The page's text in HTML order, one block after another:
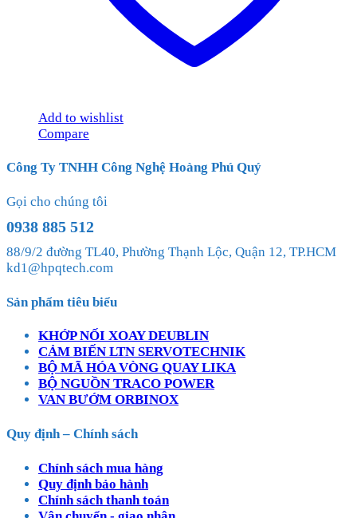
Add to wishlist
Compare
Công Ty TNHH Công Nghệ Hoàng Phú Quý
Gọi cho chúng tôi
0938 885 512
88/9/2 đường TL40, Phường Thạnh Lộc, Quận 12, TP.HCM
kd1@hpqtech.com
Sản phẩm tiêu biểu
KHỚP NỐI XOAY DEUBLIN
CẢM BIẾN LTN SERVOTECHNIK
BỘ MÃ HÓA VÒNG QUAY LIKA
BỘ NGUỒN TRACO POWER
VAN BƯỚM ORBINOX
Quy định – Chính sách
Chính sách mua hàng
Quy định bảo hành
Chính sách thanh toán